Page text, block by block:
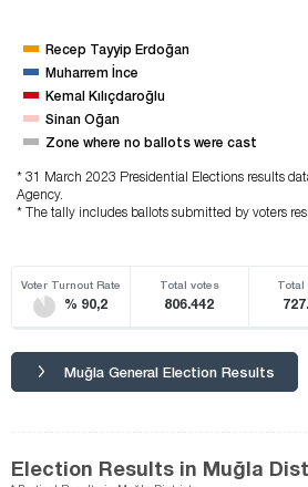
Recep Tayyip Erdoğan
Muharrem İnce
Kemal Kılıçdaroğlu
Sinan Oğan
Zone where no ballots were cast
* 31 March 2023 Presidential Elections results
Agency.
* The tally includes ballots submitted by voters
Voter Turnout Rate
% 90,2
Total votes
806.442
Total
Muğla General Election Results
Election Results in Muğla